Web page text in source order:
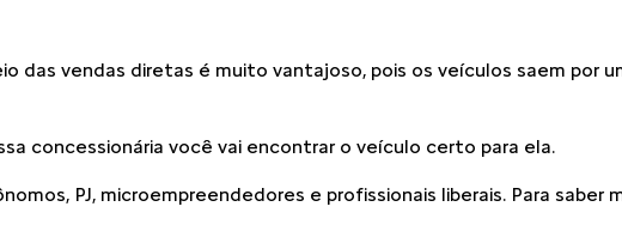
das vendas diretas é muito vantajoso, pois os veículos saem por
concessionária você vai encontrar o veículo certo para ela.
PJ, microempreendedores e profissionais liberais. Para saber